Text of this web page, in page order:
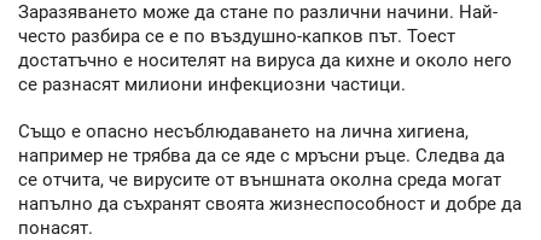
Заразяването може да стане по различни начини. Най-
често разбира се е по въздушно-капков път. Тоест
достатъчно е носителят на вируса да кихне и около него
се разнасят милиони инфекциозни частици.
Също е опасно несъблюдаването на лична хигиена,
например не трябва да се яде с мръсни ръце. Следва да
се отчита, че вирусите от външната околна среда могат
напълно да съхранят своята жизнеспособност и добре да
понасят.